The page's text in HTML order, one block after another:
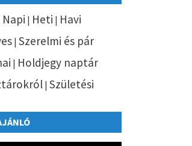
Napi | Heti | Havi
| Szerelmi és pár
| Holdjegy naptár
| Születési